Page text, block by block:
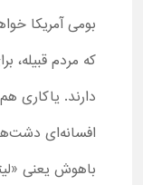
بومی آمریکا
که مردم قبیله،
دارند. یاکاری
افسانه‌ای
باهوش یعنی